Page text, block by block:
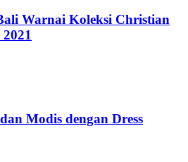
Warnai Koleksi Christian
Modis dengan Dress